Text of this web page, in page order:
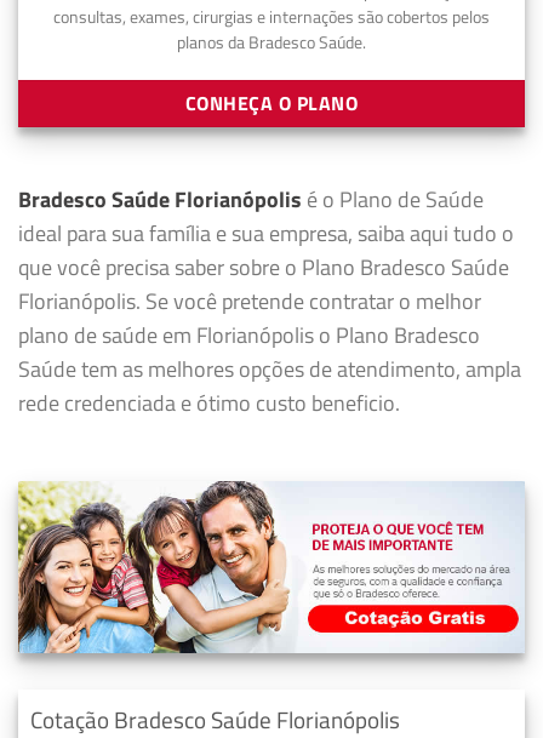
consultas, exames, cirurgias e internações são cobertos pelos
planos da Bradesco Saúde.
CONHEÇA O PLANO
Bradesco Saúde Florianópolis é o Plano de Saúde
ideal para sua família e sua empresa, saiba aqui tudo o
que você precisa saber sobre o Plano Bradesco Saúde
Florianópolis. Se você pretende contratar o melhor
plano de saúde em Florianópolis o Plano Bradesco
Saúde tem as melhores opções de atendimento, ampla
rede credenciada e ótimo custo beneficio.
Cotação Bradesco Saúde Florianópolis